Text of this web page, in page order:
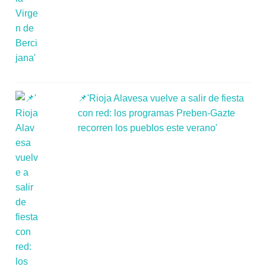
📌'Rioja Alavesa vuelve a salir de fiesta
con red: los programas Preben-Gazte
recorren los pueblos este verano'